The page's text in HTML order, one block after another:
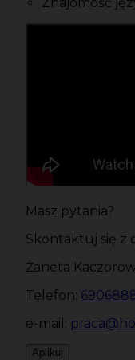
Znajomość
Masz pytania?
Skontaktuj się z
Żaneta
Telefon:
e-mail:
Aplikuj